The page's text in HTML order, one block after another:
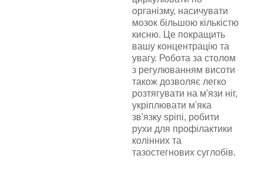
організму, насичувати
мозок більшою кількістю
кисню. Це покращить
вашу концентрацію та
увагу. Робота за столом
з регулюванням висоти
також дозволяє легко
розтягувати на м'язи ніг,
укріплювати м'яка
зв'язку spini, робити
рухи для профілактики
колінних та
тазостегнових суглобів.